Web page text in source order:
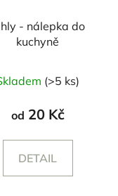
- nálepka do
kuchyně
(>5 ks)
od 20 Kč
DETAIL